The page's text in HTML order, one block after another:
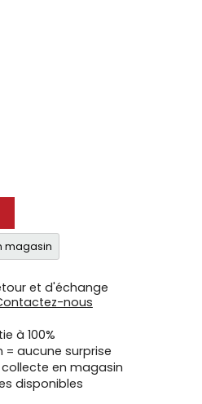
magasin
et d'échange
nous
à 100%
aucune surprise
en magasin
disponibles